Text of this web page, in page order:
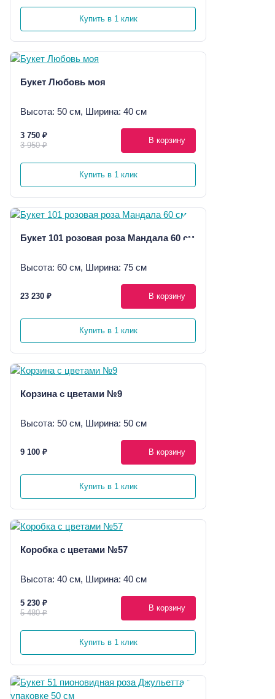
Купить в 1 клик
Букет Любовь моя
Высота: 50 см, Ширина: 40 см
3 750 ₽
3 950 ₽
В корзину
Купить в 1 клик
Букет 101 розовая роза Мандала 60 см
Высота: 60 см, Ширина: 75 см
23 230 ₽ В корзину
Купить в 1 клик
Корзина с цветами №9
Высота: 50 см, Ширина: 50 см
9 100 ₽ В корзину
Купить в 1 клик
Коробка с цветами №57
Высота: 40 см, Ширина: 40 см
5 230 ₽
5 480 ₽
В корзину
Купить в 1 клик